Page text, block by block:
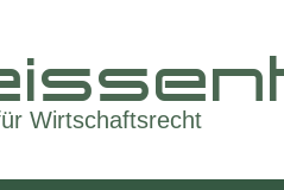
Wirtschaftsrecht